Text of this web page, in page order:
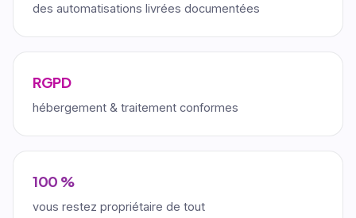
des automatisations livrées documentées
RGPD
hébergement & traitement conformes
100 %
vous restez propriétaire de tout